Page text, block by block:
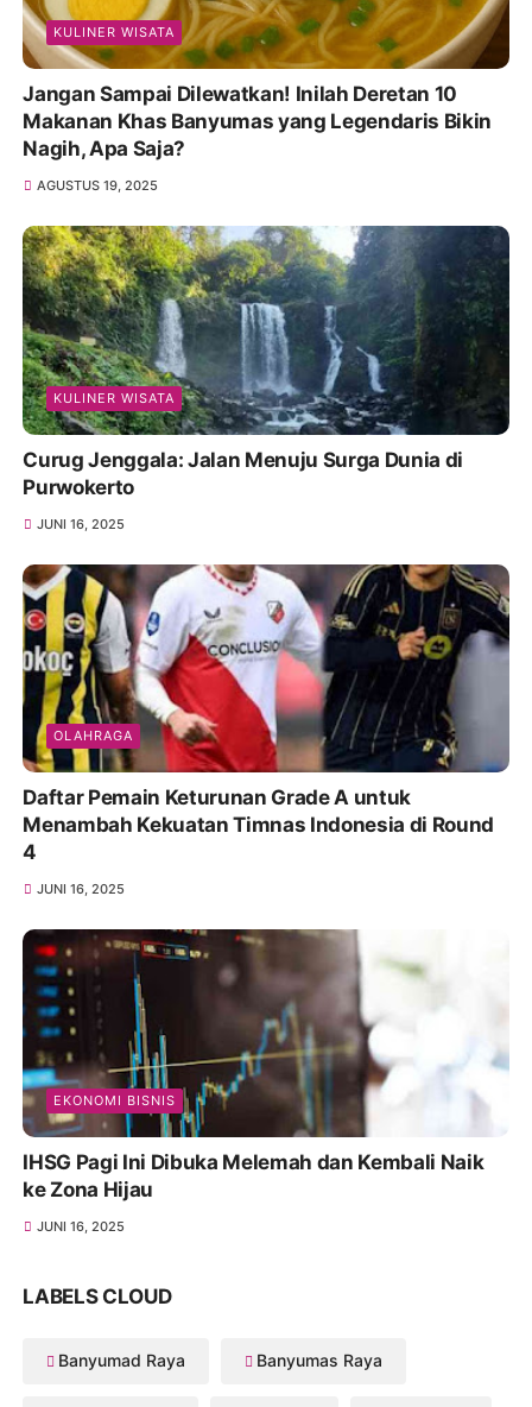
KULINER WISATA
Jangan Sampai Dilewatkan! Inilah Deretan 10
Makanan Khas Banyumas yang Legendaris Bikin
Nagih, Apa Saja?
AGUSTUS 19, 2025
KULINER WISATA
Curug Jenggala: Jalan Menuju Surga Dunia di
Purwokerto
JUNI 16, 2025
OLAHRAGA
Daftar Pemain Keturunan Grade A untuk
Menambah Kekuatan Timnas Indonesia di Round
4
JUNI 16, 2025
EKONOMI BISNIS
IHSG Pagi Ini Dibuka Melemah dan Kembali Naik
ke Zona Hijau
JUNI 16, 2025
LABELS CLOUD
Banyumad Raya Banyumas Raya